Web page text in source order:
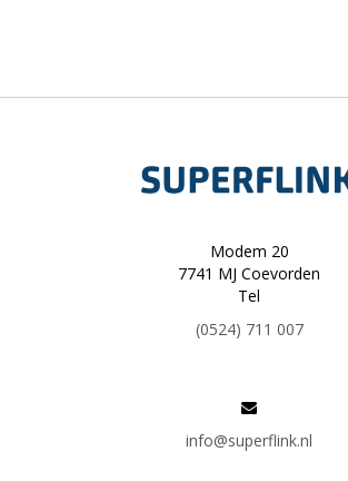
Modem 20
7741 MJ Coevorden
Tel
(0524) 711 007
info@superflink.nl